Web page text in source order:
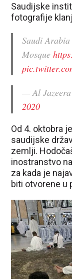
Saudijske
fotografije
Saudi Arabia
Mosque
— Al
2020
Od 4. oktobra
saudijske
zemlji.
inostranstvo
za kada je
biti otvorene u